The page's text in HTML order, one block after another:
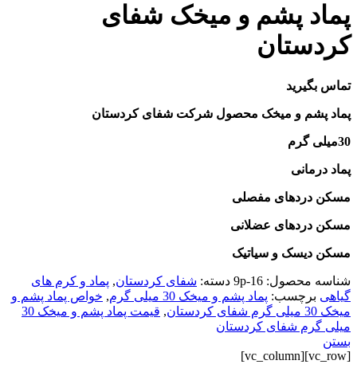
پماد پشم و میخک شفای
کردستان
تماس بگیرید
پماد پشم و میخک محصول شرکت شفای کردستان
30میلی گرم
پماد درمانی
مسکن دردهای مفصلی
مسکن دردهای عضلانی
مسکن دیسک و سیاتیک
شناسه محصول: 9p-16 دسته: شفای کردستان, پماد و کرم های
گیاهی برچسب: پماد پشم و میخک 30 میلی گرم , خواص پماد پشم و
میخک 30 میلی گرم شفای کردستان
,
قیمت پماد پشم و میخک 30
میلی گرم شفای کردستان
بستن
[vc_row][vc_column]